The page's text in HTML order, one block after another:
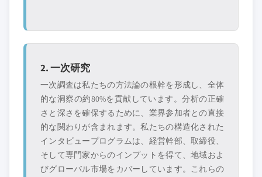
ズをリクエストして、正確な要件に合わ
せた洞察を入手してください。
カスタマイズを依頼する →
2. 一次研究
一次調査は私たちの方法論の根幹を形成し、全体
的な洞察の約80%を貢献しています。分析の正確
さと深さを確保するために、業界参加者との直接
的な関わりが含まれます。私たちの構造化された
インタビュープログラムは、経営幹部、取締役、
そして専門家からのインプットを得て、地域およ
びグローバル市場をカバーしています。これらの